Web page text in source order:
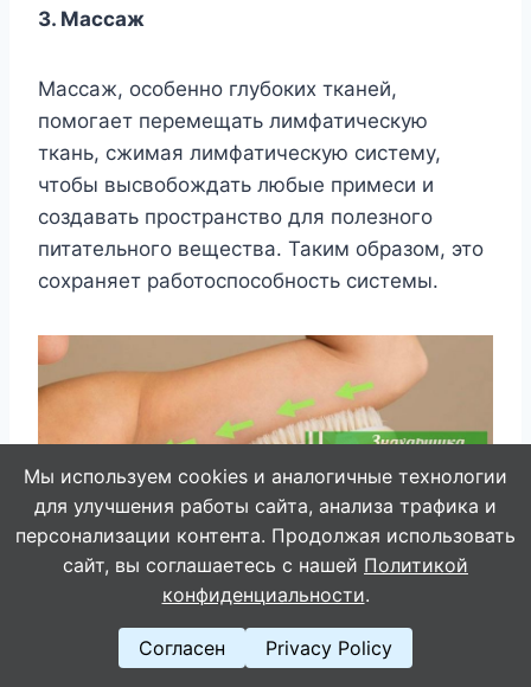
3. Массаж
Массаж, особенно глубоких тканей,
помогает перемещать лимфатическую
ткань, сжимая лимфатическую систему,
чтобы высвобождать любые примеси и
создавать пространство для полезного
питательного вещества. Таким образом, это
сохраняет работоспособность системы.
4. Прыжки
Мы используем cookies и аналогичные технологии
для улучшения работы сайта, анализа трафика и
персонализации контента. Продолжая использовать
сайт, вы соглашаетесь с нашей Политикой
конфиденциальности.
Согласен Privacy Policy